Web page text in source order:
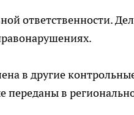
ответственности.
в другие
переданы в